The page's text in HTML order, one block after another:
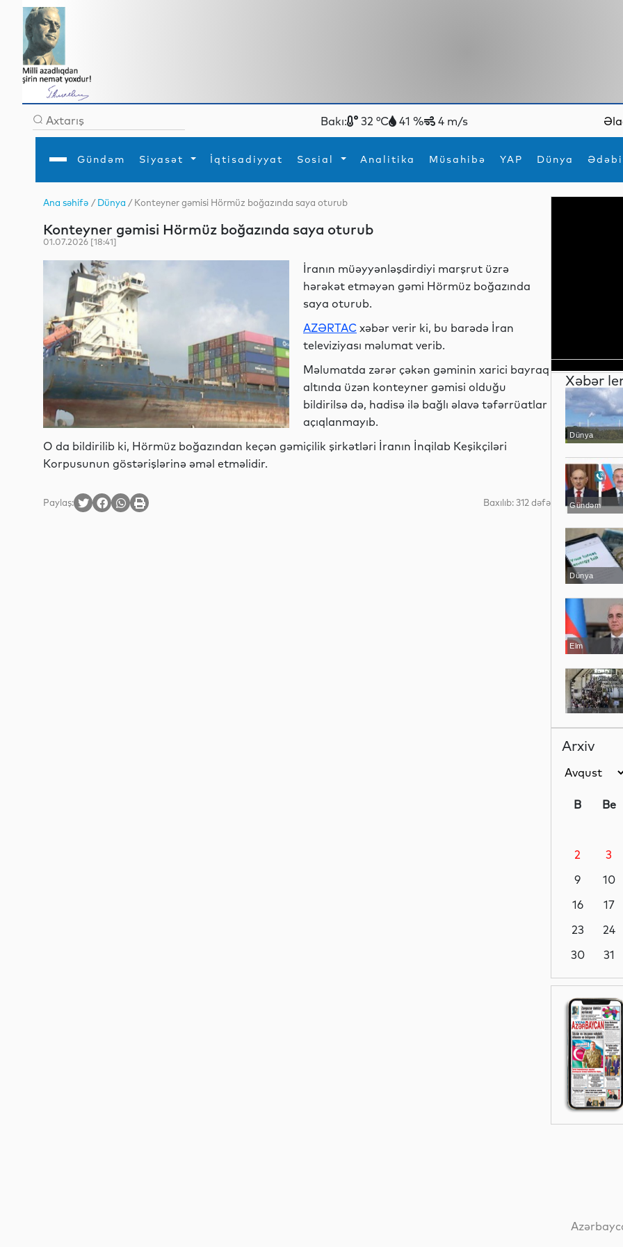
Bakı: 32 °C 41 % 4 m/s
Gündəm Siyasət İqtisadiyyat Sosial Analitika Müsahibə YAP Dünya
Gündəm
İqtisadiyyat
Analitika
Mədəniyyət
Müsahibə
MEDİA
Xarici siyasətTurizm
Hadisə
İdmanYeni texnologiyalar
Ana səhifə /Dünya / Konteyner gəmisi Hörmüz boğazında saya oturub
Konteyner gəmisi Hörmüz boğazında saya oturub
01.07.2026 [18:41]
İranın müəyyənləşdirdiyi marşrut üzrə
hərəkət etməyən gəmi Hörmüz boğazında
saya oturub.
AZƏRTAC xəbər verir ki, bu barədə İran
televiziyası məlumat verib.
Məlumatda zərər çəkən gəminin xarici bayraq
altında üzən konteyner gəmisi olduğu
bildirilsə də, hadisə ilə bağlı əlavə təfərrüatlar
açıqlanmayıb.
O da bildirilib ki, Hörmüz boğazından keçən gəmiçilik şirkətləri İranın İnqilab Keşikçiləri
Korpusunun göstərişlərinə əməl etməlidir.
Paylaş: Baxılıb: 312 dəfə
Xəbər
Dünya
Gündəm
Dünya
Elm
Dünya
Yeni
Analitik
Analitik
Ədəbiyyat
Arxiv
B Be
2
3
9
10
16
17
23
24
30
31